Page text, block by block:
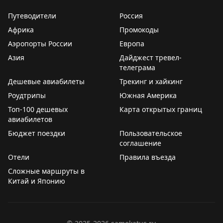
их повредить, либо многократно выходить из душа,
чтобы разобраться, какая бутылка для чего
предназначена. Это приводит к путанице — люди
случайно используют кондиционер вместо шампуня
Отели могли бы легко решить эту проблему, просто
увеличив размер шрифта на этикетках или используя
более контрастные цвета. Это улучшило бы опыт
гостей и сделало бы пребывание в отеле более
комфортным. Пока же путешественникам приходится
адаптироваться к этому неудобству самостоятельно.
Gary Leff|View from the Wing
Путеводители
Россия
Африка
Промокоды
Аэропорты России
Европа
Азия
Дайджест тревел-
телеграма
Дешевые авиабилеты
Трекинг и хайкинг
Роудтрипы
Южная Америка
Топ-100 дешевых
авиабилетов
Карта открытых границ
Бюджет поездки
Пользовательское
соглашение
Отели
Правила въезда
Сложные маршруты в
Китай и Японию